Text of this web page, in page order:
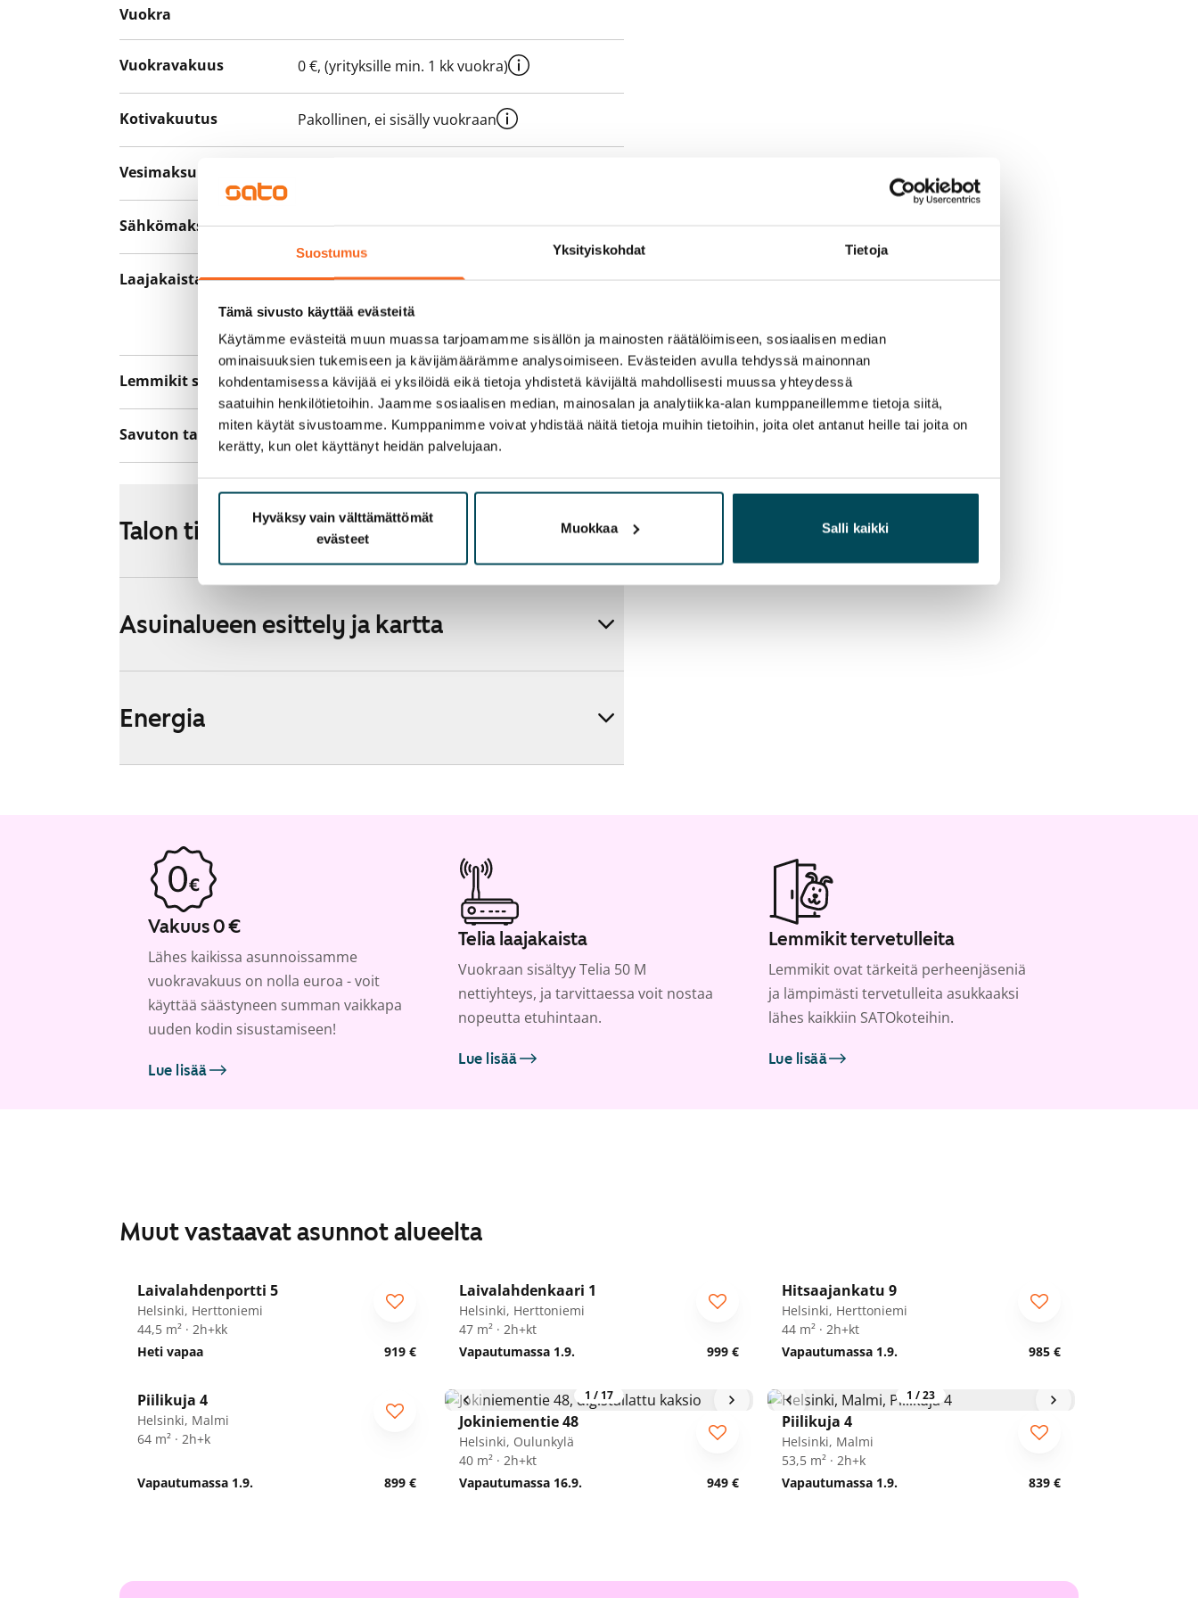
Suostumus Yksityiskohdat Tietoja
Tämä sivusto käyttää evästeitä
Käytämme evästeitä muun muassa tarjoamamme sisällön ja mainosten räätälöimiseen, sosiaalisen median
ominaisuuksien tukemiseen ja kävijämäärämme analysoimiseen. Evästeiden avulla tehdyssä mainonnan
kohdentamisessa kävijää ei yksilöidä eikä tietoja yhdistetä kävijältä mahdollisesti muussa yhteydessä
saatuihin henkilötietoihin. Jaamme sosiaalisen median, mainosalan ja analytiikka-alan kumppaneillemme tietoja siitä,
miten käytät sivustoamme. Kumppanimme voivat yhdistää näitä tietoja muihin tietoihin, joita olet antanut heille tai joita on
kerätty, kun olet käyttänyt heidän palvelujaan.
Hyväksy vain välttämättömät
evästeet
Muokkaa Salli kaikki
Vuokra
Vuokravakuus 0 €, (yrityksille min. 1 kk vuokra)
Kotivakuutus Pakollinen, ei sisälly vuokraan
Vesimaksu
Sähkömaksu Vuokralainen solmii itse sähkösopimuksen.
Laajakaista
Vuokraan sisältyy 50 M laajakaistaliittymä. Voit
hankkia lisänopeutta etuhintaan ottamalla
Lemmikit sallittu Kyllä
Savuton talo Ei
Talon tiedot
Asuinalueen esittely ja kartta
Energia
Vakuus 0 €
Lähes kaikissa asunnoissamme
vuokravakuus on nolla euroa - voit
käyttää säästyneen summan vaikkapa
uuden kodin sisustamiseen!
Lue lisää
Telia laajakaista
Vuokraan sisältyy Telia 50 M
nettiyhteys, ja tarvittaessa voit nostaa
nopeutta etuhintaan.
Lue lisää
Lemmikit tervetulleita
Lemmikit ovat tärkeitä perheenjäseniä
ja lämpimästi tervetulleita asukkaaksi
lähes kaikkiin SATOkoteihin.
Lue lisää
Muut vastaavat asunnot alueelta
ARA Seniorille
Laivalahdenportti 5
Helsinki, Herttoniemi
44,5 m² · 2h+kk
Heti vapaa
919 €
Laivalahdenkaari 1
Helsinki, Herttoniemi
47 m² · 2h+kt
Vapautumassa 1.9.
999 €
Hitsaajankatu 9
Helsinki, Herttoniemi
44 m² · 2h+kt
Vapautumassa 1.9.
985 €
Piilikuja 4
Helsinki, Malmi
64 m² · 2h+k
Vapautumassa 1.9. 899 €
1 / 17
Jokiniementie 48
Helsinki, Oulunkylä
40 m² · 2h+kt
Vapautumassa 16.9.
949 €
1 /23
Piilikuja 4
Helsinki, Malmi
53,5 m² · 2h+k
Vapautumassa 1.9.
839 €